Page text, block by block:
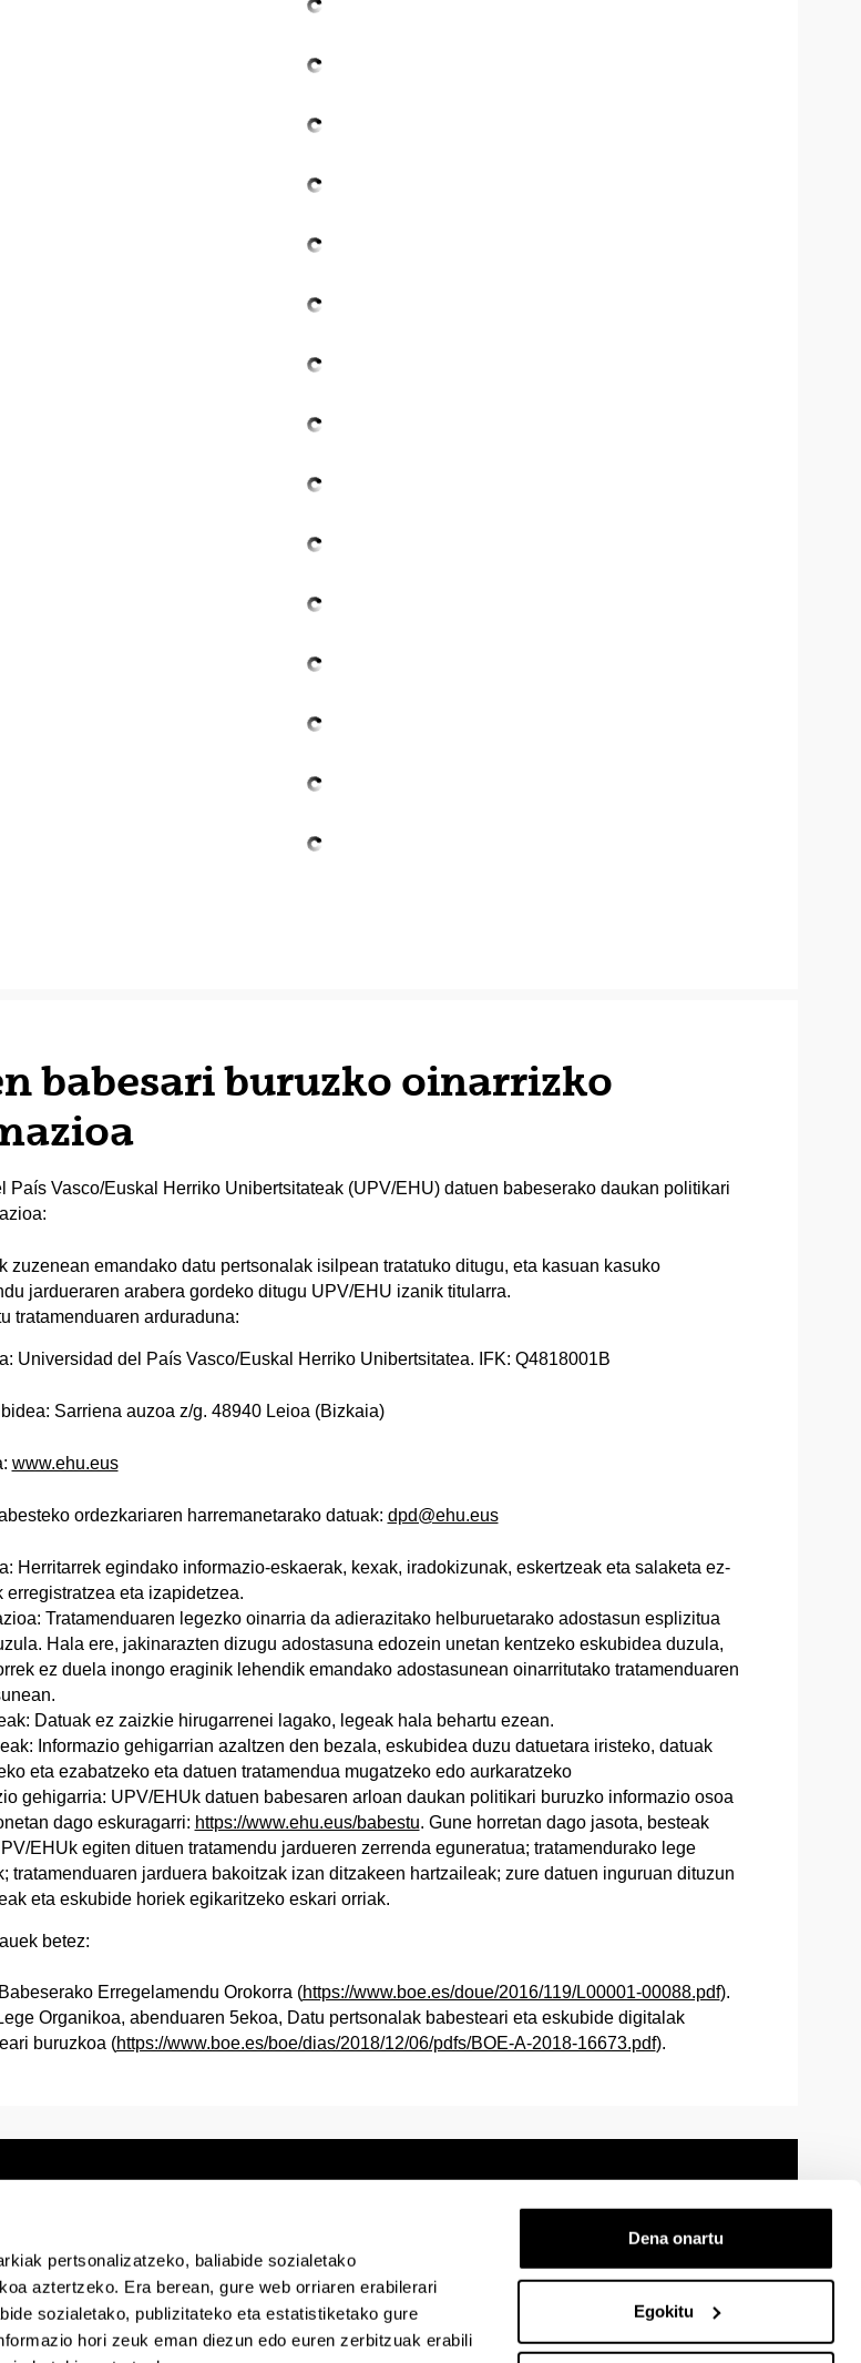
pertsonalizatzeko, baliabide sozialetako
aztertzeko. Era berean, gure web orriaren erabilerari
sozialetako, publizitateko eta estatistiketako gure
hori zeuk eman diezun edo euren zerbitzuak erabili
Dena onartu
Egokitu
babesari buruzko oinarrizko
País Vasco/Euskal Herriko Unibertsitateak (UPV/EHU) datuen babeserako daukan politikari
zuzenean emandako datu pertsonalak isilpean tratatuko ditugu, eta kasuan kasuko
jardueraren arabera gordeko ditugu UPV/EHU izanik titularra.
tratamenduaren arduraduna:
Universidad del País Vasco/Euskal Herriko Unibertsitatea. IFK: Q4818001B
Sarriena auzoa z/g. 48940 Leioa (Bizkaia)
www.ehu.eus
ordezkariaren harremanetarako datuak: dpd@ehu.eus
Herritarrek egindako informazio-eskaerak, kexak, iradokizunak, eskertzeak eta salaketa ez-
erregistratzea eta izapidetzea.
Tratamenduaren legezko oinarria da adierazitako helburuetarako adostasun esplizitua
Hala ere, jakinarazten dizugu adostasuna edozein unetan kentzeko eskubidea duzula,
ez duela inongo eraginik lehendik emandako adostasunean oinarritutako tratamenduaren
Datuak ez zaizkie hirugarrenei lagako, legeak hala behartu ezean.
Informazio gehigarrian azaltzen den bezala, eskubidea duzu datuetara iristeko, datuak
eta ezabatzeko eta datuen tratamendua mugatzeko edo aurkaratzeko
gehigarria: UPV/EHUk datuen babesaren arloan daukan politikari buruzko informazio osoa
dago eskuragarri: https://www.ehu.eus/babestu. Gune horretan dago jasota, besteak
EHUk egiten dituen tratamendu jardueren zerrenda eguneratua; tratamendurako lege
tratamenduaren jarduera bakoitzak izan ditzakeen hartzaileak; zure datuen inguruan dituzun
eta eskubide horiek egikaritzeko eskari orriak.
betez:
Erregelamendu Orokorra (https://www.boe.es/doue/2016/119/L00001-00088.pdf).
Organikoa, abenduaren 5ekoa, Datu pertsonalak babesteari eta eskubide digitalak
buruzkoa (https://www.boe.es/boe/dias/2018/12/06/pdfs/BOE-A-2018-16673.pdf).
elektronikoa Irisgarritasuna Lege oharra Laguntza Kontaktua
EHU Tiktok-enEHU Bluesky-nEHU Facebook-enEHU Linkedin-enEHU Instagram-enEHU Youtube-enEHU Vimeo-enEHU Flickr-en